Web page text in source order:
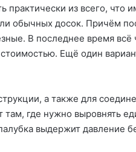
практически из всего, что
обычных досок. Причём
В последнее время
стоимостью. Ещё один
а также для
там, где нужно выровнять
выдержит давление